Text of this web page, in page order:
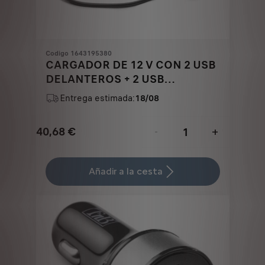
Codigo 1643195380
CARGADOR DE 12 V CON 2 USB
DELANTEROS + 2 USB
TRASEROS
Entrega estimada:18/08
40,68 €
Price
40,68
-
+
Quantity
updated
Añadir a la cesta